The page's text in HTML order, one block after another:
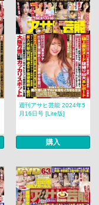
週刊アサヒ芸能 2024年5
月16日号 [Lite版]
購入